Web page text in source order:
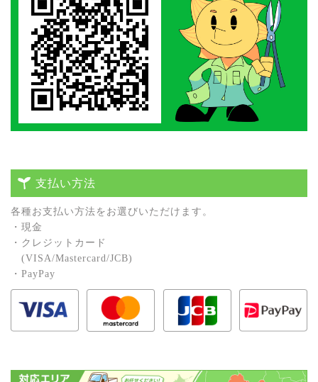
支払い方法
各種お⽀払い⽅法をお選びいただけます。
・現⾦
・クレジットカード
(VISA/Mastercard/JCB)
・PayPay